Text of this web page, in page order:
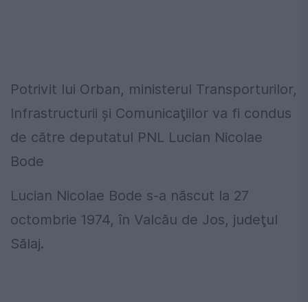
Potrivit lui Orban, ministerul Transporturilor,
Infrastructurii şi Comunicaţiilor va fi condus
de către deputatul PNL Lucian Nicolae
Bode
Lucian Nicolae Bode s-a născut la 27
octombrie 1974, în Valcău de Jos, judeţul
Sălaj.